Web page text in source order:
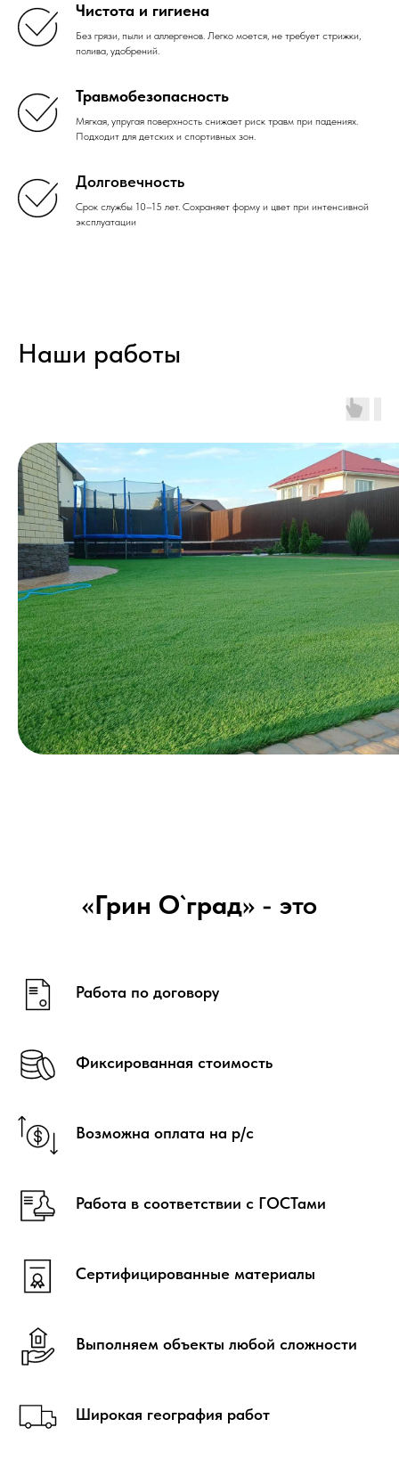
Чистота и гигиена
Без грязи, пыли и аллергенов. Легко моется, не требует стрижки,
полива, удобрений.
Травмобезопасность
Мягкая, упругая поверхность снижает риск травм при падениях.
Подходит для детских и спортивных зон.
Долговечность
Срок службы 10–15 лет. Сохраняет форму и цвет при интенсивной
эксплуатации
Наши работы
«Грин О`град» - это
Работа по договору
Фиксированная стоимость
Возможна оплата на р/с
Работа в соответствии с ГОСТами
Сертифицированные материалы
Выполняем объекты любой сложности
Широкая география работ
г. Екатеринбург ул.
8 (982) 694 - 88 - 40
greenograd@yandex.ru
О компании
Политика конфиденциальности
Услуги
Продукция